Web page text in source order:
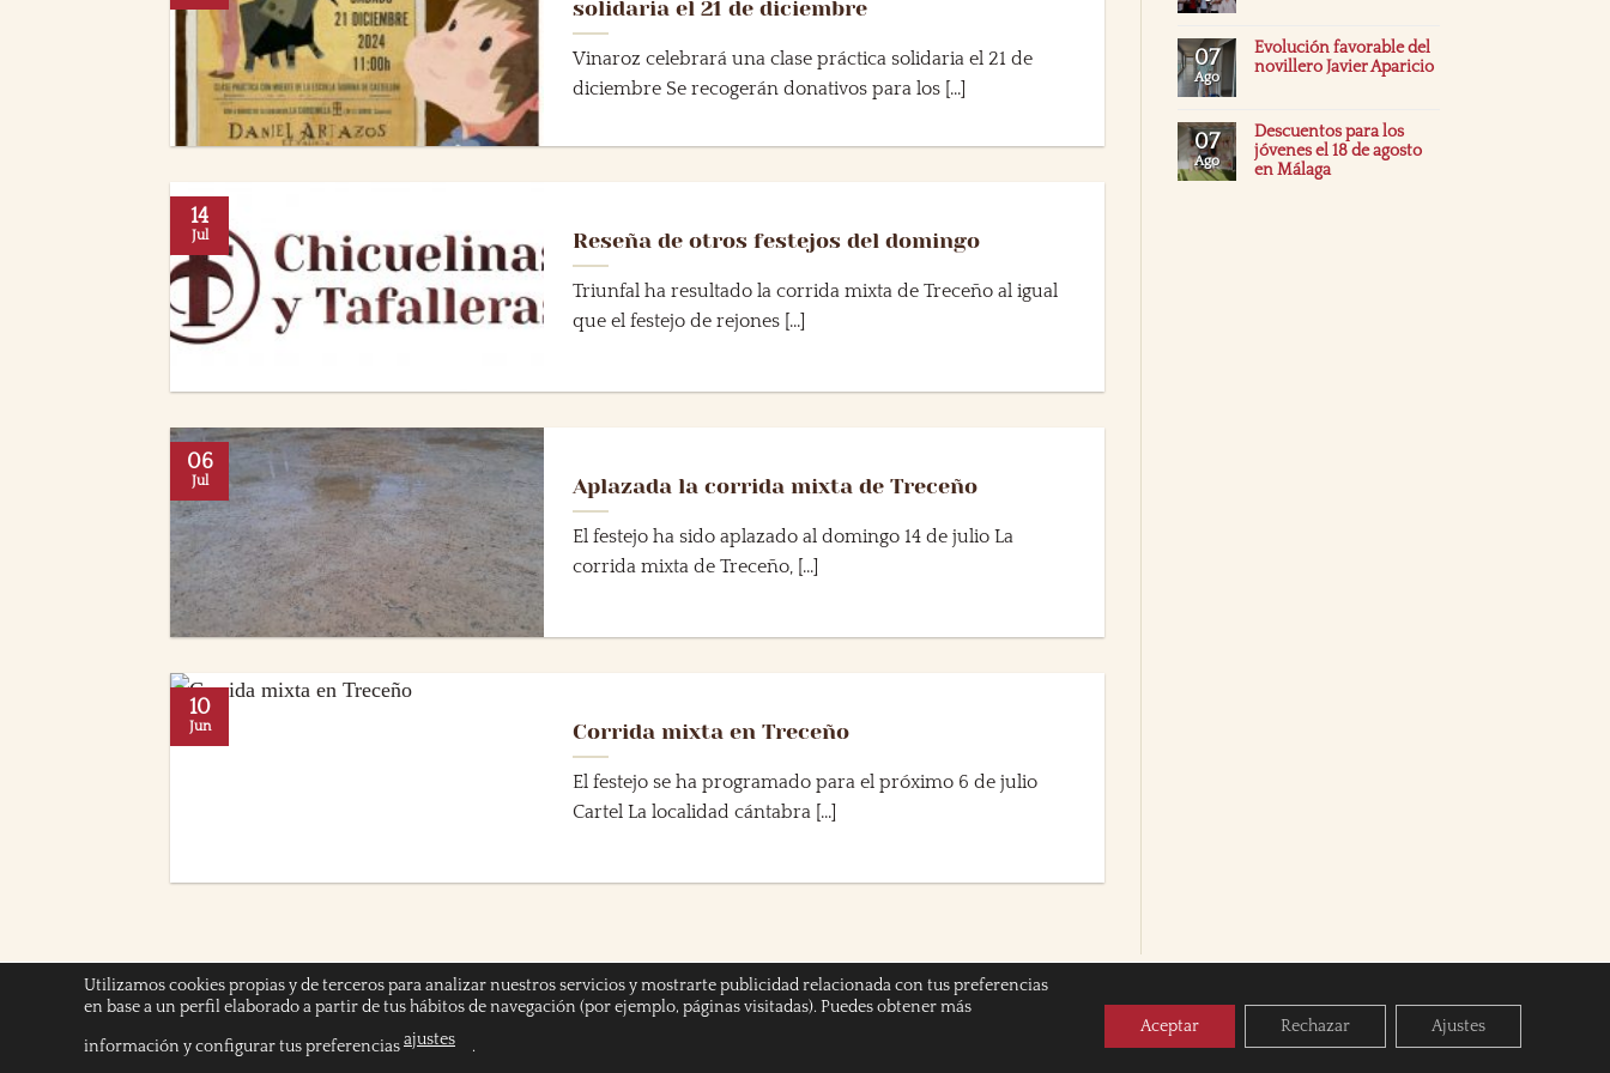
solidaria el 21 de diciembre
Vinaroz celebrará una clase práctica solidaria el 21 de
diciembre Se recogerán donativos para los [...]
Reseña de otros festejos del domingo
Triunfal ha resultado la corrida mixta de Treceño al igual
que el festejo de rejones [...]
14
Jul
Aplazada la corrida mixta de Treceño
El festejo ha sido aplazado al domingo 14 de julio La
corrida mixta de Treceño, [...]
06
Jul
Corrida mixta en Treceño
El festejo se ha programado para el próximo 6 de julio
Cartel La localidad cántabra [...]
10
Jun
07
Ago
Evolución favorable del
novillero Javier Aparicio
07
Ago
Descuentos para los
jóvenes el 18 de agosto
en Málaga
INICIO POLÍTICA DE COOKIES POLITICA DE PRIVACIDAD AVISO LEGAL
Copyright 2026 ©Chicuelinas y Tafalleras
Utilizamos cookies propias y de terceros para analizar nuestros servicios y mostrarte publicidad relacionada con tus preferencias
en base a un perfil elaborado a partir de tus hábitos de navegación (por ejemplo, páginas visitadas). Puedes obtener más
información y configurar tus preferenciasajustes .
Aceptar Rechazar Ajustes